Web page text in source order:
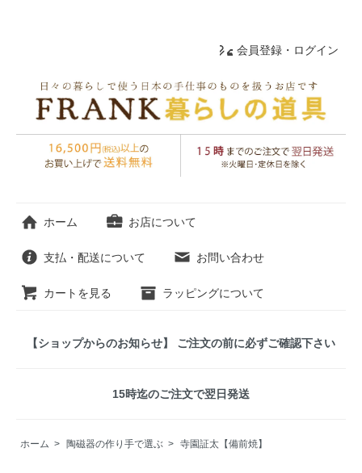
会員登録・ログイン
ホーム お店について
支払・配送について お問い合わせ
カートを見る ラッピングについて
【ショップからのお知らせ】 ご注文の前に必ずご確認下さい
15時迄のご注文で翌日発送
ホーム > 陶磁器の作り手で選ぶ > 寺園証太【備前焼】